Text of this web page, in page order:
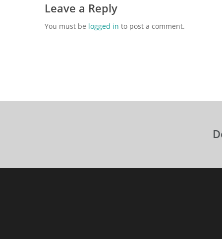
Leave a Reply
You must be logged in to post a comment.